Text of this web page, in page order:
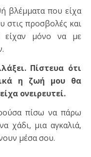
βλέμματα που είχα
στις προσβολές και
είχαν μόνο να με
Πίστευα ότι
η ζωή μου θα
ονειρευτεί.
πίσω να πάρω
χάδι, μια αγκαλιά,
μέσα σου.